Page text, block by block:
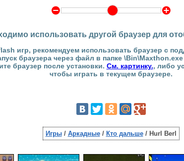
Y Z
использовать другой браузер для
игр, рекомендуем использовать браузер с
браузера через файл в папке
браузер после установки. См. картинку., либо
чтобы играть в текущем браузере.
Игры/ Аркадные/ Кто дальше/ Hurl Berl